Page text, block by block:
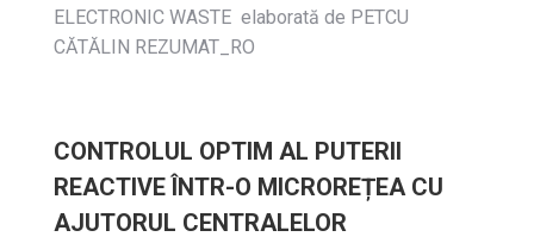
ELECTRONIC WASTE elaborată de PETCU
CĂTĂLIN REZUMAT_RO
CONTROLUL OPTIM AL PUTERII
REACTIVE ÎNTR-O MICROREȚEA CU
AJUTORUL CENTRALELOR